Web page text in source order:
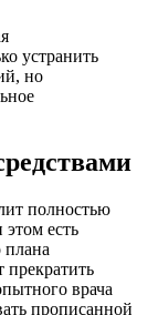
устранить
но
полностью
этом есть
плана
врача
прописанной